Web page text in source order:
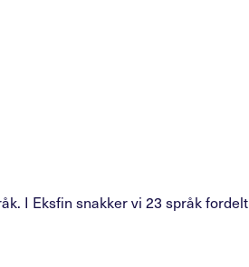
I Eksfin snakker vi 23 språk fordelt